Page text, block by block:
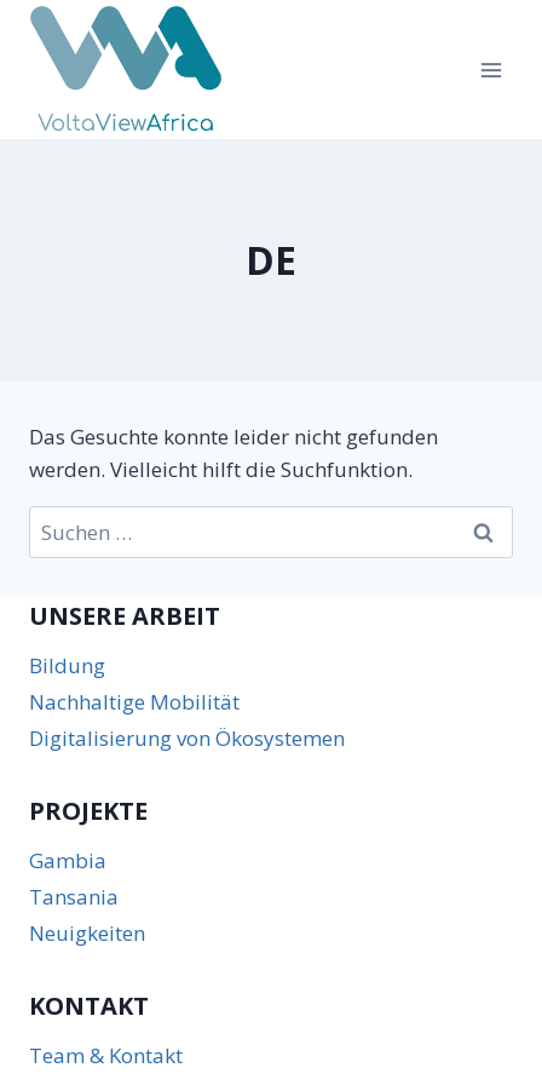
Zum
Inhalt
springen
DE
Das Gesuchte konnte leider nicht gefunden
werden. Vielleicht hilft die Suchfunktion.
Suchen
nach:
UNSERE ARBEIT
Bildung
Nachhaltige Mobilität
Digitalisierung von Ökosystemen
PROJEKTE
Gambia
Tansania
Neuigkeiten
KONTAKT
Team & Kontakt